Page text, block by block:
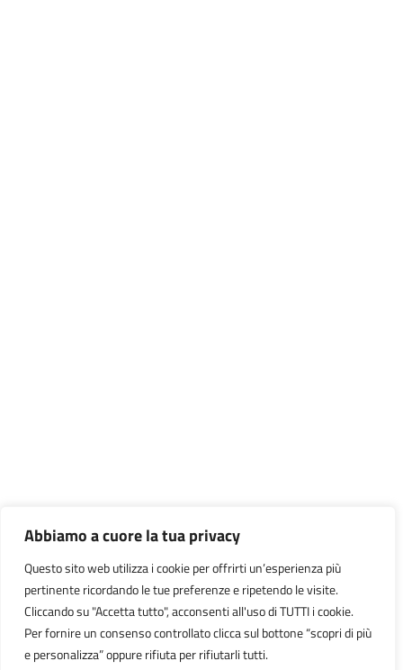
Abbiamo a cuore la tua privacy
Questo sito web utilizza i cookie per offrirti un’esperienza più
pertinente ricordando le tue preferenze e ripetendo le visite.
Cliccando su "Accetta tutto", acconsenti all'uso di TUTTI i cookie.
Per fornire un consenso controllato clicca sul bottone “scopri di più
e personalizza” oppure rifiuta per rifiutarli tutti.